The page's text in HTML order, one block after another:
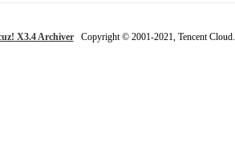
X3.4 ArchiverCopyright © 2001-2021, Tencent Cloud.